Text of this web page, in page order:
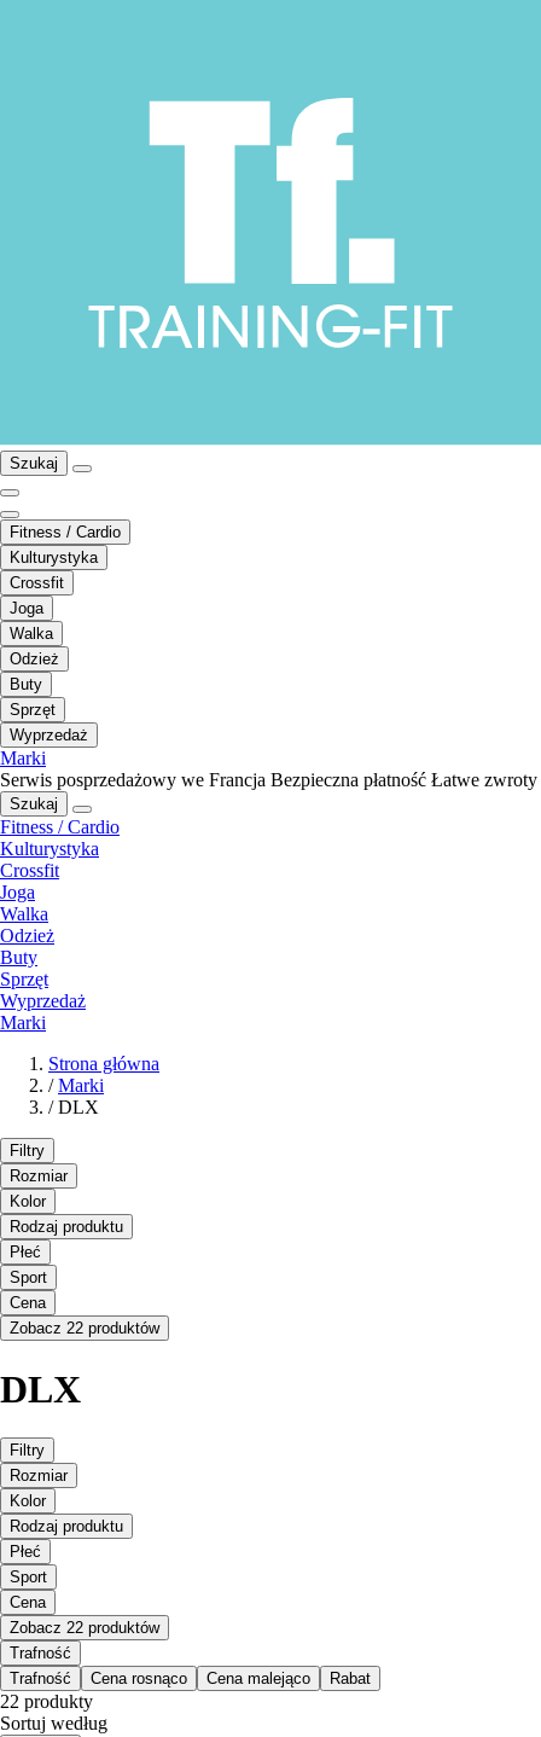
Szukaj
Fitness / Cardio
Kulturystyka
Crossfit
Joga
Walka
Odzież
Buty
Sprzęt
Wyprzedaż
Marki
Serwis posprzedażowy we Francja Bezpieczna płatność Łatwe zwroty
Szukaj
Fitness / Cardio
Kulturystyka
Crossfit
Joga
Walka
Odzież
Buty
Sprzęt
Wyprzedaż
Marki
Strona główna
/ Marki
/ DLX
Filtry
Rozmiar
Kolor
Rodzaj produktu
Płeć
Sport
Cena
Zobacz 22 produktów
DLX
Filtry
Rozmiar
Kolor
Rodzaj produktu
Płeć
Sport
Cena
Zobacz 22 produktów
Trafność
Trafność
Cena rosnąco Cena malejąco Rabat
22 produkty
Sortuj według